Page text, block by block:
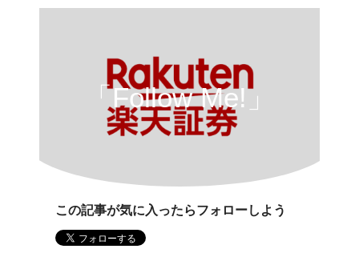
「Follow Me!」
この記事が気に入ったらフォローしよう